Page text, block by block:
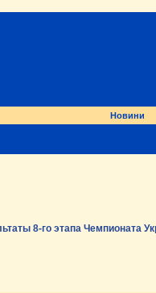
Новини
8-го этапа Чемпионата